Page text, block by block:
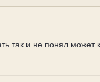
так и не понял может